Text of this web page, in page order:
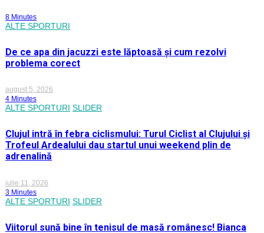
8 Minutes
ALTE SPORTURI
De ce apa din jacuzzi este lăptoasă și cum rezolvi
problema corect
august 5, 2026
4 Minutes
ALTE SPORTURI SLIDER
Clujul intră în febra ciclismului: Turul Ciclist al Clujului și
Trofeul Ardealului dau startul unui weekend plin de
adrenalină
iulie 11, 2026
3 Minutes
ALTE SPORTURI SLIDER
Viitorul sună bine în tenisul de masă românesc! Bianca